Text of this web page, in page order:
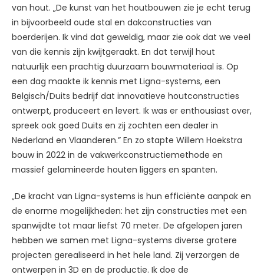
van hout. „De kunst van het houtbouwen zie je echt terug
in bijvoorbeeld oude stal en dakconstructies van
boerderijen. Ik vind dat geweldig, maar zie ook dat we veel
van die kennis zijn kwijtgeraakt. En dat terwijl hout
natuurlijk een prachtig duurzaam bouwmateriaal is. Op
een dag maakte ik kennis met Ligna-systems, een
Belgisch/Duits bedrijf dat innovatieve houtconstructies
ontwerpt, produceert en levert. Ik was er enthousiast over,
spreek ook goed Duits en zij zochten een dealer in
Nederland en Vlaanderen.” En zo stapte Willem Hoekstra
bouw in 2022 in de vakwerkconstructiemethode en
massief gelamineerde houten liggers en spanten.
„De kracht van Ligna-systems is hun efficiënte aanpak en
de enorme mogelijkheden: het zijn constructies met een
spanwijdte tot maar liefst 70 meter. De afgelopen jaren
hebben we samen met Ligna-systems diverse grotere
projecten gerealiseerd in het hele land. Zij verzorgen de
ontwerpen in 3D en de productie. Ik doe de